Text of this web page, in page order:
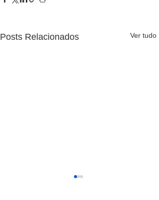
Posts Relacionados Ver tudo